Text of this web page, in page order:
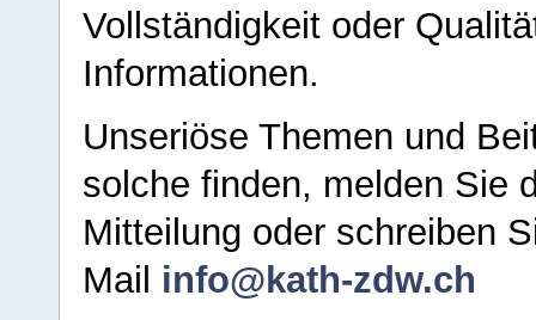
Vollständigkeit oder
Informationen.
Unseriöse Themen und
solche finden, melden Sie
Mitteilung oder schreiben
Mail info@kath-zdw.ch